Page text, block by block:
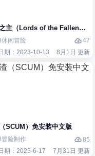
Auto V Enhanced）免安
主（Lords of the Fallen）免
休闲冒险
47
期：2023-10-13
8月1日 更新
）免安装中文版
SCUM）免安装中文版
冒险制作
85
期：2025-6-17
7月31日 更新